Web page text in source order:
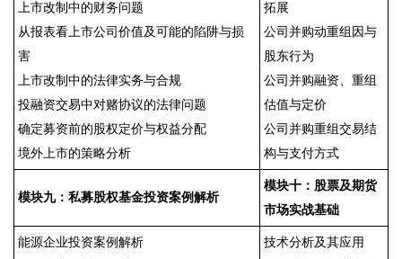
上市改制中的财务问题
从报表看上市公司价值及可能的陷阱与损
害
上市改制中的法律实务与合规
投融资交易中对赌协议的法律问题
确定募资前的股权定价与权益分配
境外上市的策略分析
拓展
公司并购动重组因与
股东行为
公司并购融资、重组
估值与定价
公司并购重组交易结
构与支付方式
模块九：私募股权基金投资案例解析
模块十：股票及期货
市场实战基础
能源企业投资案例解析
技术分析及其应用